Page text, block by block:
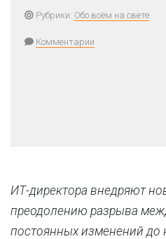
Рубрики: Обо всём на свете
Комментарии
ИТ-директора внедряют
преодолению разрыва
постоянных изменений до